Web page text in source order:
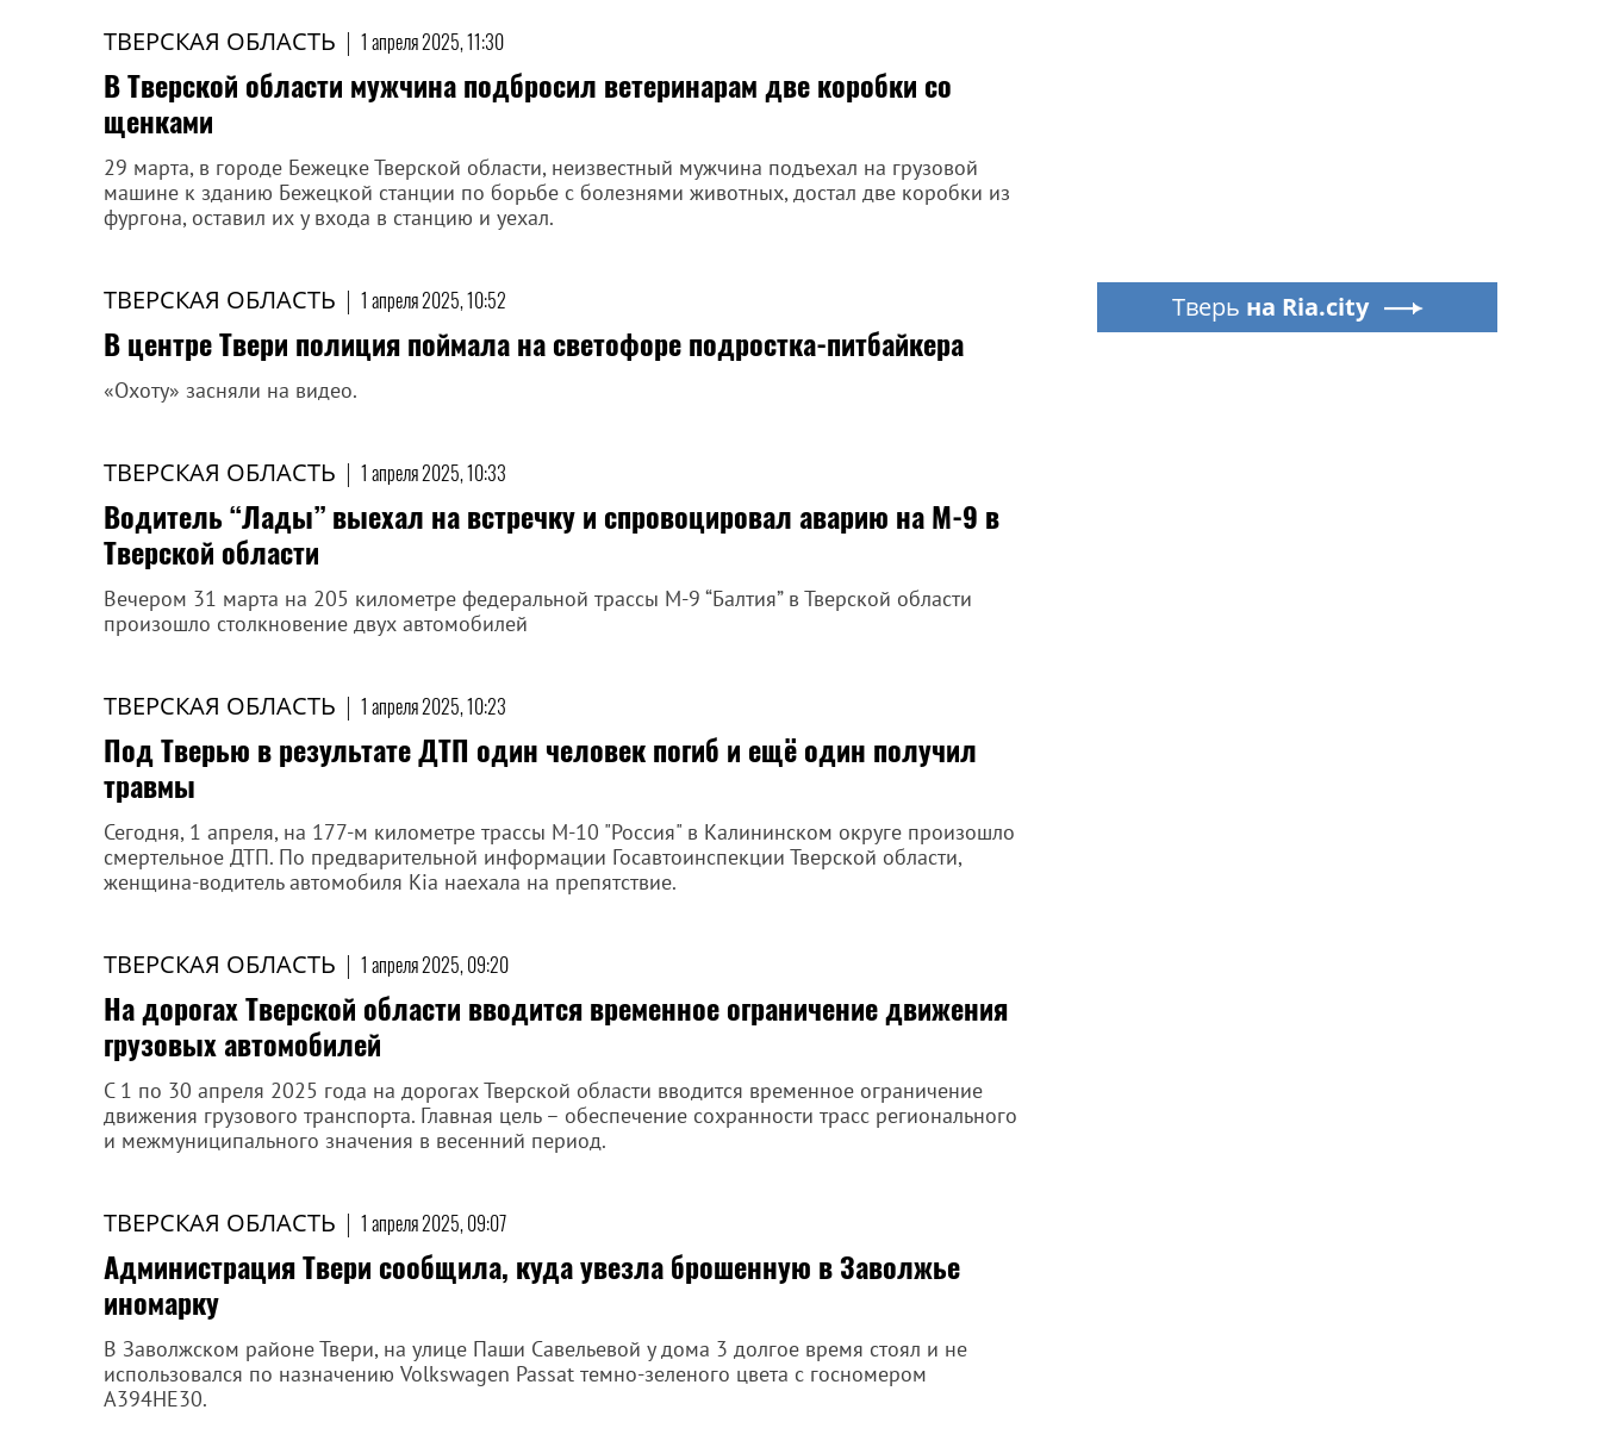
ТВЕРСКАЯ ОБЛАСТЬ | 1 апреля 2025, 11:30
В Тверской области мужчина подбросил ветеринарам две коробки со
щенками
29 марта, в городе Бежецке Тверской области, неизвестный мужчина подъехал на грузовой
машине к зданию Бежецкой станции по борьбе с болезнями животных, достал две коробки из
фургона, оставил их у входа в станцию и уехал.
ТВЕРСКАЯ ОБЛАСТЬ | 1 апреля 2025, 10:52
В центре Твери полиция поймала на светофоре подростка-питбайкера
«Охоту» засняли на видео.
ТВЕРСКАЯ ОБЛАСТЬ | 1 апреля 2025, 10:33
Водитель “Лады” выехал на встречку и спровоцировал аварию на М-9 в
Тверской области
Вечером 31 марта на 205 километре федеральной трассы М-9 “Балтия” в Тверской области
произошло столкновение двух автомобилей
ТВЕРСКАЯ ОБЛАСТЬ | 1 апреля 2025, 10:23
Под Тверью в результате ДТП один человек погиб и ещё один получил
травмы
Сегодня, 1 апреля, на 177-м километре трассы М-10 "Россия" в Калининском округе произошло
смертельное ДТП. По предварительной информации Госавтоинспекции Тверской области,
женщина-водитель автомобиля Kia наехала на препятствие.
ТВЕРСКАЯ ОБЛАСТЬ | 1 апреля 2025, 09:20
На дорогах Тверской области вводится временное ограничение движения
грузовых автомобилей
С 1 по 30 апреля 2025 года на дорогах Тверской области вводится временное ограничение
движения грузового транспорта. Главная цель – обеспечение сохранности трасс регионального
и межмуниципального значения в весенний период.
ТВЕРСКАЯ ОБЛАСТЬ | 1 апреля 2025, 09:07
Администрация Твери сообщила, куда увезла брошенную в Заволжье
иномарку
В Заволжском районе Твери, на улице Паши Савельевой у дома 3 долгое время стоял и не
использовался по назначению Volkswagen Passat темно-зеленого цвета с госномером
А394НЕ30.
Тверь на Ria.city